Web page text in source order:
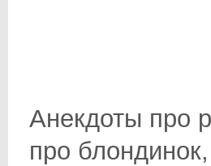
Анекдоты про
про